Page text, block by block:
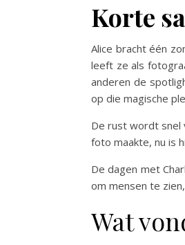
Korte
Alice bracht één
leeft ze als
anderen de
op die magische
De rust wordt snel
foto maakte, nu is
De dagen met
om mensen te
Wat